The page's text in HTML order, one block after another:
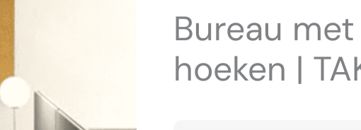
Bureau
hoeken |